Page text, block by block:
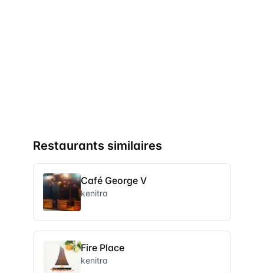
Restaurants similaires
Café George V
kenitra
Fire Place
kenitra